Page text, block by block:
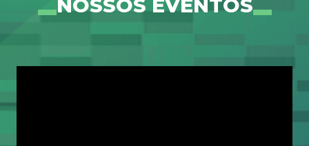
NOSSOS EVENTOS